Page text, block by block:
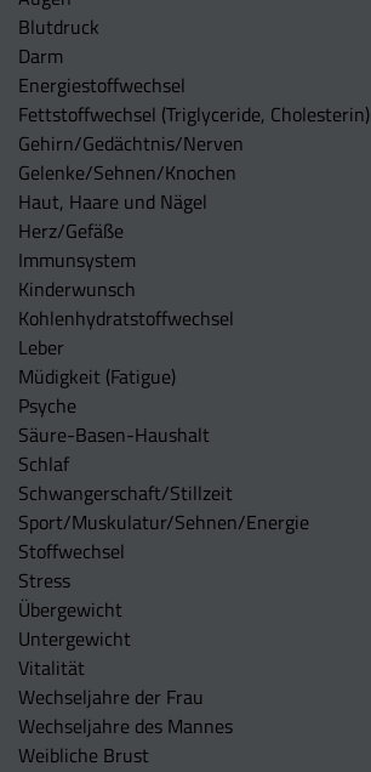
Blutdruck
Darm
Energiestoffwechsel
Fettstoffwechsel (Triglyceride, Cholesterin)
Gehirn/Gedächtnis/Nerven
Gelenke/Sehnen/Knochen
Haut, Haare und Nägel
Herz/Gefäße
Immunsystem
Kinderwunsch
Kohlenhydratstoffwechsel
Leber
Müdigkeit (Fatigue)
Psyche
Säure-Basen-Haushalt
Schlaf
Schwangerschaft/Stillzeit
Sport/Muskulatur/Sehnen/Energie
Stoffwechsel
Stress
Übergewicht
Untergewicht
Vitalität
Wechseljahre der Frau
Wechseljahre des Mannes
Weibliche Brust